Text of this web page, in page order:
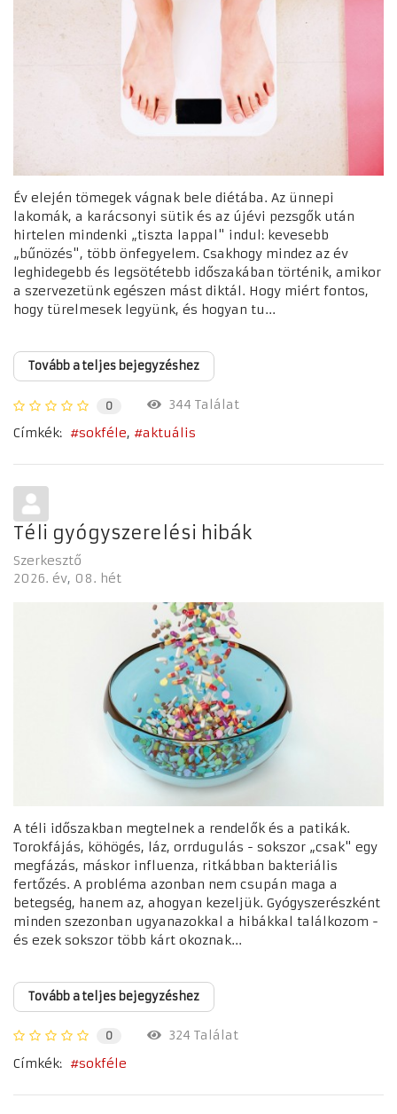
Év elején tömegek vágnak bele diétába. Az ünnepi
lakomák, a karácsonyi sütik és az újévi pezsgők után
hirtelen mindenki „tiszta lappal" indul: kevesebb
„bűnözés", több önfegyelem. Csakhogy mindez az év
leghidegebb és legsötétebb időszakában történik, amikor
a szervezetünk egészen mást diktál. Hogy miért fontos,
hogy türelmesek legyünk, és hogyan tu...
Tovább a teljes bejegyzéshez
0
344 Találat
Címkék:
sokféle aktuális
Téli gyógyszerelési hibák
Szerkesztő
2026. év 08. hét
A téli időszakban megtelnek a rendelők és a patikák.
Torokfájás, köhögés, láz, orrdugulás - sokszor „csak" egy
megfázás, máskor influenza, ritkábban bakteriális
fertőzés. A probléma azonban nem csupán maga a
betegség, hanem az, ahogyan kezeljük. Gyógyszerészként
minden szezonban ugyanazokkal a hibákkal találkozom -
és ezek sokszor több kárt okoznak...
Tovább a teljes bejegyzéshez
0
324 Találat
Címkék:
sokféle